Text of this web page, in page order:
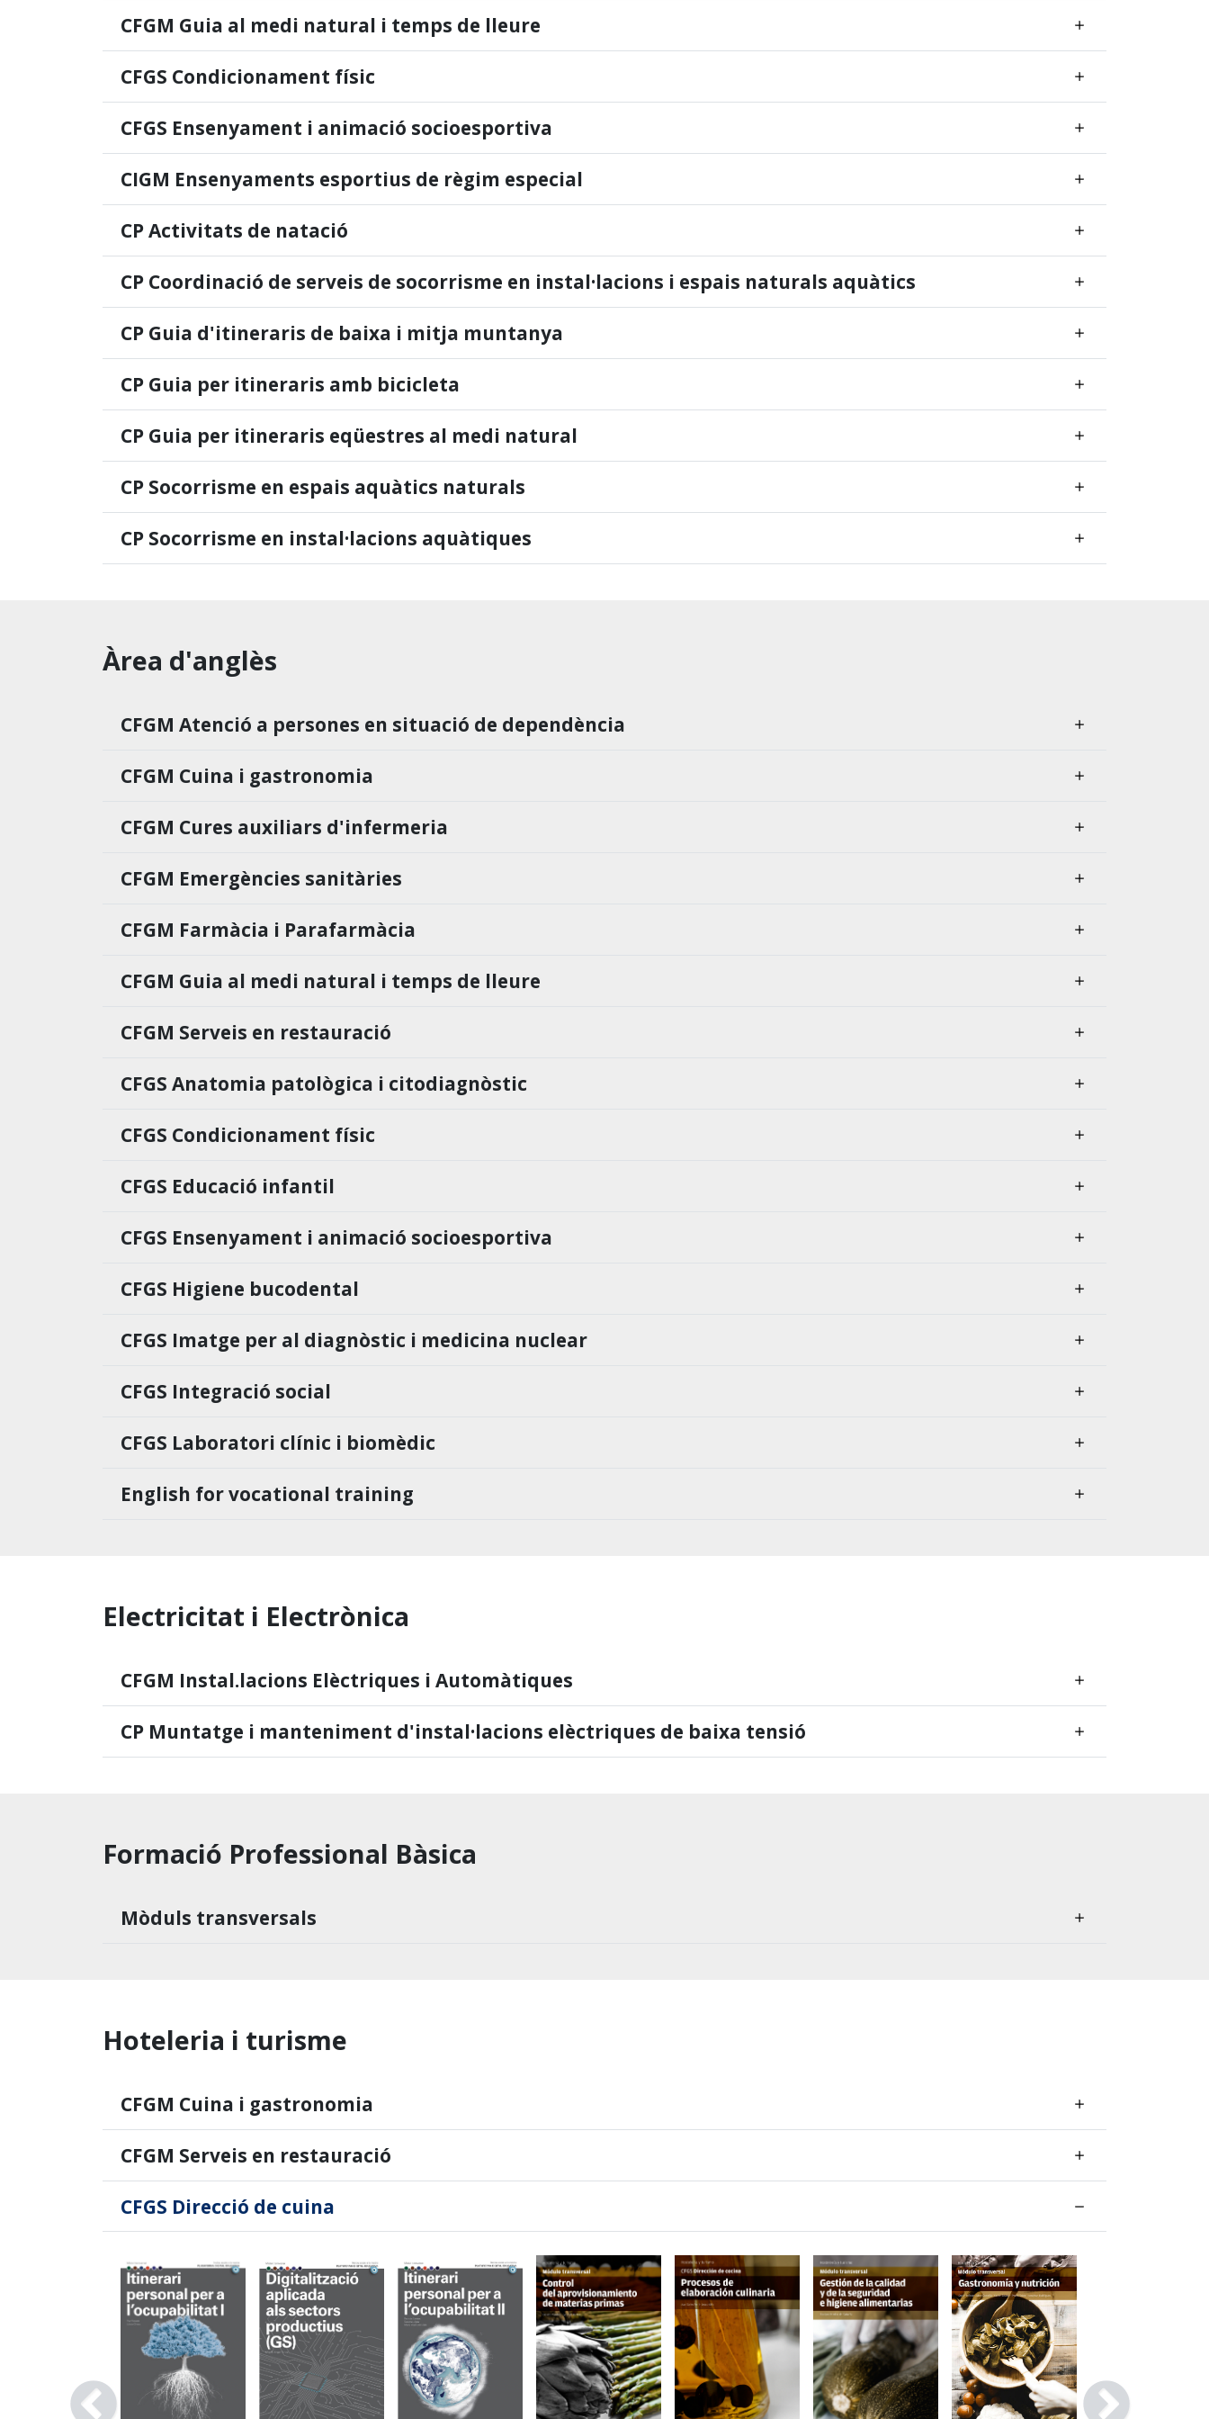
CFGM Guia al medi natural i temps de lleure
CFGS Condicionament físic
CFGS Ensenyament i animació socioesportiva
CIGM Ensenyaments esportius de règim especial
CP Activitats de natació
CP Coordinació de serveis de socorrisme en instal·lacions i espais naturals aquàtics
CP Guia d'itineraris de baixa i mitja muntanya
CP Guia per itineraris amb bicicleta
CP Guia per itineraris eqüestres al medi natural
CP Socorrisme en espais aquàtics naturals
CP Socorrisme en instal·lacions aquàtiques
Àrea d'anglès
CFGM Atenció a persones en situació de dependència
CFGM Cuina i gastronomia
CFGM Cures auxiliars d'infermeria
CFGM Emergències sanitàries
CFGM Farmàcia i Parafarmàcia
CFGM Guia al medi natural i temps de lleure
CFGM Serveis en restauració
CFGS Anatomia patològica i citodiagnòstic
CFGS Condicionament físic
CFGS Educació infantil
CFGS Ensenyament i animació socioesportiva
CFGS Higiene bucodental
CFGS Imatge per al diagnòstic i medicina nuclear
CFGS Integració social
CFGS Laboratori clínic i biomèdic
English for vocational training
Electricitat i Electrònica
CFGM Instal.lacions Elèctriques i Automàtiques
CP Muntatge i manteniment d'instal·lacions elèctriques de baixa tensió
Formació Professional Bàsica
Mòduls transversals
Hoteleria i turisme
CFGM Cuina i gastronomia
CFGM Serveis en restauració
CFGS Direcció de cuina